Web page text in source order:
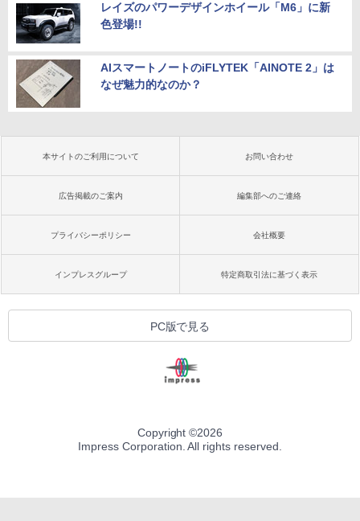
レイズのパワーデザインホイール「M6」に新
色登場!!
AIスマートノートのiFLYTEK「AINOTE 2」は
なぜ魅力的なのか？
本サイトのご利用について お問い合わせ
広告掲載のご案内 編集部へのご連絡
プライバシーポリシー 会社概要
インプレスグループ 特定商取引法に基づく表示
PC版で見る
Copyright ©2026
Impress Corporation. All rights reserved.